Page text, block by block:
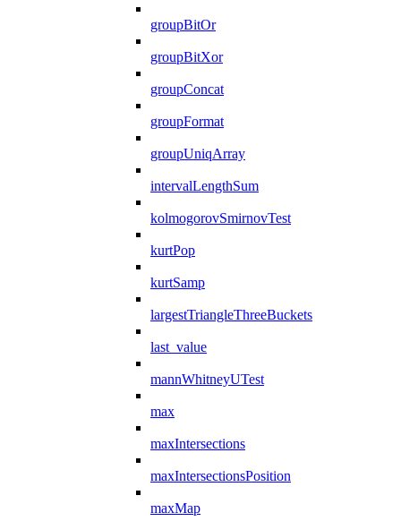
groupBitOr
groupBitXor
groupConcat
groupFormat
groupUniqArray
intervalLengthSum
kolmogorovSmirnovTest
kurtPop
kurtSamp
largestTriangleThreeBuckets
last_value
mannWhitneyUTest
max
maxIntersections
maxIntersectionsPosition
maxMap